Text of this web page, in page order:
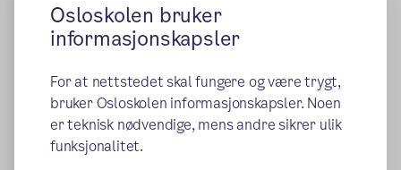
Osloskolen bruker
informasjonskapsler
For at nettstedet skal fungere og være trygt,
bruker Osloskolen informasjonskapsler. Noen
er teknisk nødvendige, mens andre sikrer ulik
funksjonalitet.
om dugnad og innsamling, slik at det ikke oppleves
som press for å bidra.
Foreldrene skal ikke bære noe økonomisk risiko, ved å
gjennomføre en dugnad. Det er derfor viktig å unngå
dugnader der foreldrene må kjøpe et produkt på
forhånd for videresalg, slik at man ikke risikerer å måtte